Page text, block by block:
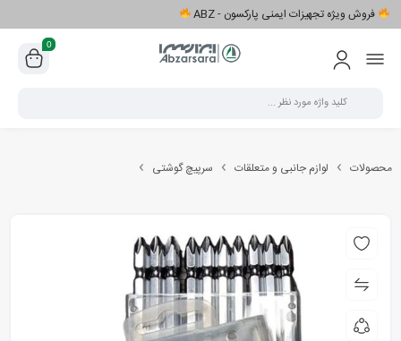
فروش ویژه تجهیزات ایمنی پارکسون - ABZ
0
محصولات لوازم جانبی و متعلقات سرپیچ گوشتی